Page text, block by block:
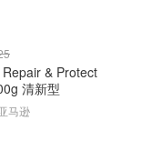
& Protect
清新型
马逊